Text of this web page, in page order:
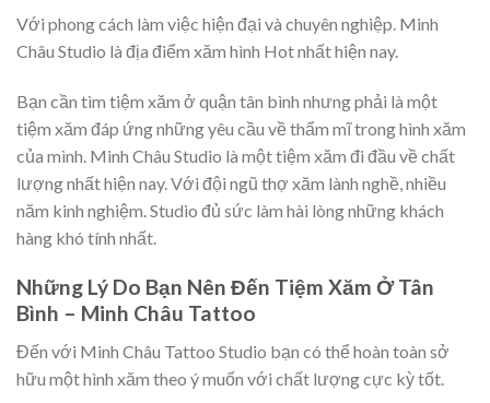
Với phong cách làm việc hiện đại và chuyên nghiệp. Minh
Châu Studio là địa điểm xăm hình Hot nhất hiện nay.
Bạn cần tìm tiệm xăm ở quận tân bình nhưng phải là một
tiệm xăm đáp ứng những yêu cầu về thẩm mĩ trong hình xăm
của mình. Minh Châu Studio là một tiệm xăm đi đầu về chất
lượng nhất hiện nay. Với đội ngũ thợ xăm lành nghề, nhiều
năm kinh nghiệm. Studio đủ sức làm hài lòng những khách
hàng khó tính nhất.
Những Lý Do Bạn Nên Đến Tiệm Xăm Ở Tân
Bình – Minh Châu Tattoo
Đến với Minh Châu Tattoo Studio bạn có thể hoàn toàn sở
hữu một hình xăm theo ý muốn với chất lượng cực kỳ tốt.